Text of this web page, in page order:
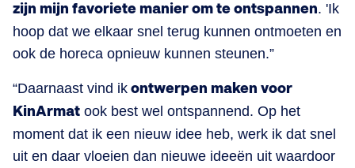
zijn mijn favoriete manier om te ontspannen. 'Ik
hoop dat we elkaar snel terug kunnen ontmoeten en
ook de horeca opnieuw kunnen steunen.”
“Daarnaast vind ik ontwerpen maken voor
KinArmat ook best wel ontspannend. Op het
moment dat ik een nieuw idee heb, werk ik dat snel
uit en daar vloeien dan nieuwe ideeën uit waardoor